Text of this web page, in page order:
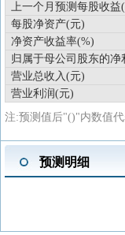
上一个月预测每股收益
每股净资产(元)
净资产收益率(%)
归属于母公司股东的净
营业总收入(元)
营业利润(元)
注:预测值后"()"内数值
预测明细